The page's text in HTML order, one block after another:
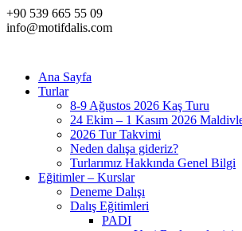
+90 539 665 55 09
info@motifdalis.com
Ana Sayfa
Turlar
8-9 Ağustos 2026 Kaş Turu
24 Ekim – 1 Kasım 2026
2026 Tur Takvimi
Neden dalışa gideriz?
Turlarımız Hakkında Genel Bilgi
Eğitimler – Kurslar
Deneme Dalışı
Dalış Eğitimleri
PADI